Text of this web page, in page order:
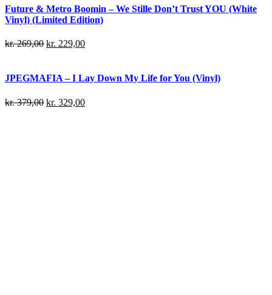
Future & Metro Boomin – We Stille Don’t Trust YOU (White
Vinyl) (Limited Edition)
kr.269,00 kr. 229,00
JPEGMAFIA – I Lay Down My Life for You (Vinyl)
kr.379,00 kr. 329,00